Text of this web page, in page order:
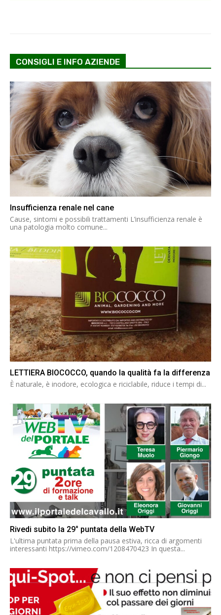
CONSIGLI E INFO AZIENDE
Insufficienza renale nel cane
Cause, sintomi e possibili trattamenti L’insufficienza renale è
una patologia molto comune...
LETTIERA BIOCOCCO, quando la qualità fa la differenza
È naturale, è inodore, ecologica e riciclabile, riduce i tempi di...
Rivedi subito la 29° puntata della WebTV
L'ultima puntata prima della pausa estiva, ricca di argomenti
interessanti https://vimeo.com/1208470423 In questa...